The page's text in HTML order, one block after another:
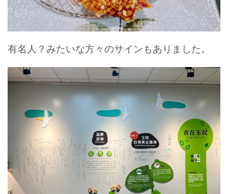
有名人？みたいな方々のサインもありました。